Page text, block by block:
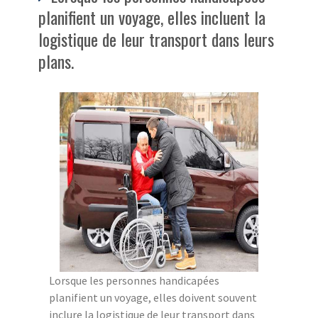
planifient un voyage, elles incluent la
logistique de leur transport dans leurs
plans.
Lorsque les personnes handicapées
planifient un voyage, elles doivent souvent
inclure la logistique de leur transport dans